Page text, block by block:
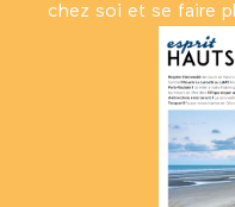
chez soi et se faire